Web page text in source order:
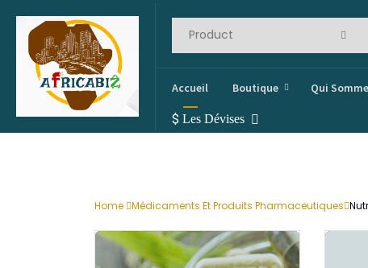
Accueil Boutique Qui
$ Les Dévises
Home Médicaments Et Produits Pharmaceutiques